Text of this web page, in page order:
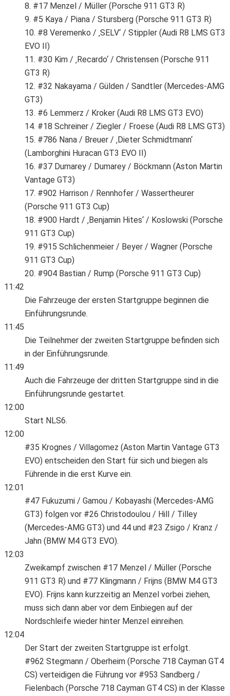
8. #17 Menzel / Müller (Porsche 911 GT3 R)
9. #5 Kaya / Piana / Stursberg (Porsche 911 GT3 R)
10. #8 Veremenko / ‚SELV‘ / Stippler (Audi R8 LMS GT3
EVO II)
11. #30 Kim / ‚Recardo‘ / Christensen (Porsche 911
GT3 R)
12. #32 Nakayama / Gülden / Sandtler (Mercedes-AMG
GT3)
13. #6 Lemmerz / Kroker (Audi R8 LMS GT3 EVO)
14. #18 Schreiner / Ziegler / Froese (Audi R8 LMS GT3)
15. #786 Nana / Breuer / ‚Dieter Schmidtmann‘
(Lamborghini Huracan GT3 EVO II)
16. #37 Dumarey / Dumarey / Böckmann (Aston Martin
Vantage GT3)
17. #902 Harrison / Rennhofer / Wassertheurer
(Porsche 911 GT3 Cup)
18. #900 Hardt / ‚Benjamin Hites‘ / Koslowski (Porsche
911 GT3 Cup)
19. #915 Schlichenmeier / Beyer / Wagner (Porsche
911 GT3 Cup)
20. #904 Bastian / Rump (Porsche 911 GT3 Cup)
11:42
Die Fahrzeuge der ersten Startgruppe beginnen die
Einführungsrunde.
11:45
Die Teilnehmer der zweiten Startgruppe befinden sich
in der Einführungsrunde.
11:49
Auch die Fahrzeuge der dritten Startgruppe sind in die
Einführungsrunde gestartet.
12:00
Start NLS6.
12:00
#35 Krognes / Villagomez (Aston Martin Vantage GT3
EVO) entscheiden den Start für sich und biegen als
Führende in die erst Kurve ein.
12:01
#47 Fukuzumi / Gamou / Kobayashi (Mercedes-AMG
GT3) folgen vor #26 Christodoulou / Hill / Tilley
(Mercedes-AMG GT3) und 44 und #23 Zsigo / Kranz /
Jahn (BMW M4 GT3 EVO).
12:03
Zweikampf zwischen #17 Menzel / Müller (Porsche
911 GT3 R) und #77 Klingmann / Frijns (BMW M4 GT3
EVO). Frijns kann kurzzeitig an Menzel vorbei ziehen,
muss sich dann aber vor dem Einbiegen auf der
Nordschleife wieder hinter Menzel einreihen.
12:04
Der Start der zweiten Startgruppe ist erfolgt.
#962 Stegmann / Oberheim (Porsche 718 Cayman GT4
CS) verteidigen die Führung vor #953 Sandberg /
Fielenbach (Porsche 718 Cayman GT4 CS) in der Klasse